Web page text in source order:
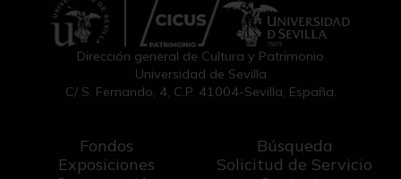
Dirección general de Cultura y Patrimonio
Universidad de Sevilla
C/ S. Fernando, 4, C.P. 41004-Sevilla, España.
Fondos
Exposiciones
Búsqueda
Solicitud de Servicio